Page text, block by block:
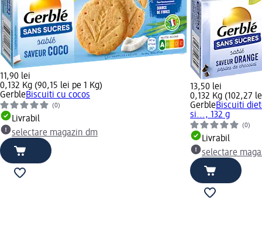
11,90 lei
0,132 Kg (90,15 lei pe 1 Kg)
GerbleBiscuiti cu cocos
(0)
Livrabil
selectare magazin dm
13,50 lei
0,132 Kg (102,27
GerbleBiscuiti
si..., 132 g
(0)
Livrabil
selectare